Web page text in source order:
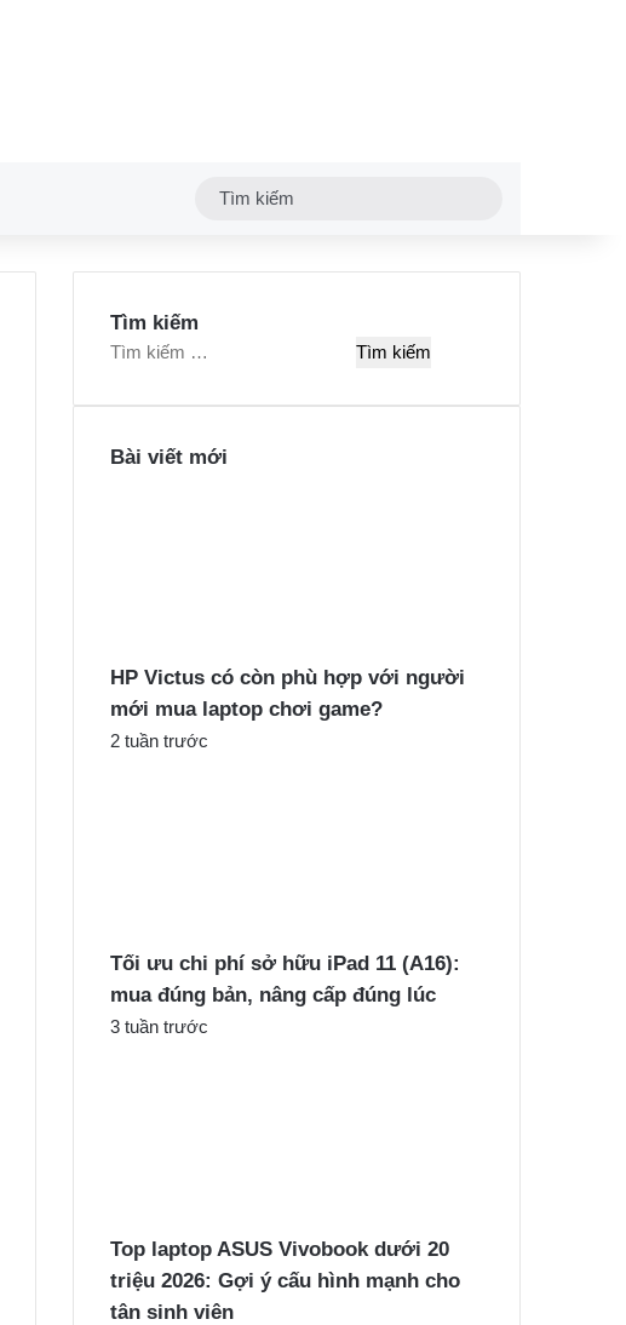
Tìm kiếm
T
k
:
Bài viết mới
HP Victus có còn phù hợp với người
mới mua laptop chơi game?
2 tuần trước
Tối ưu chi phí sở hữu iPad 11 (A16):
mua đúng bản, nâng cấp đúng lúc
3 tuần trước
Top laptop ASUS Vivobook dưới 20
triệu 2026: Gợi ý cấu hình mạnh cho
tân sinh viên